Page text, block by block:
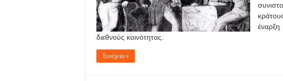
διεθνούς κοινότητας.
Συνέχεια »